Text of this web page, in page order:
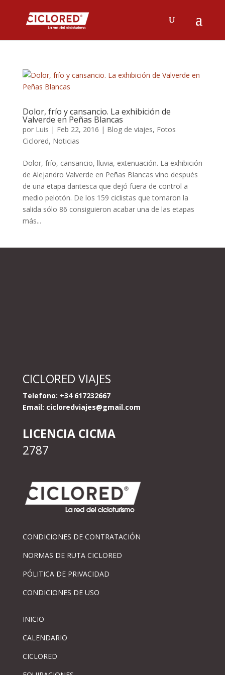
Dolor, frío y cansancio. La exhibición de
Valverde en Peñas Blancas
por Luis | Feb 22, 2016 | Blog de viajes, Fotos
Ciclored, Noticias
Dolor, frío, cansancio, lluvia, extenuación. La exhibición
de Alejandro Valverde en Peñas Blancas vino después
de una etapa dantesca que dejó fuera de control a
medio pelotón. De los 159 ciclistas que tomaron la
salida sólo 86 consiguieron acabar una de las etapas
más...
CICLORED VIAJES
Telefono: +34 617232667
Email: cicloredviajes@gmail.com
LICENCIA CICMA
2787
CONDICIONES DE CONTRATACIÓN
NORMAS DE RUTA CICLORED
PÓLITICA DE PRIVACIDAD
CONDICIONES DE USO
INICIO
CALENDARIO
CICLORED